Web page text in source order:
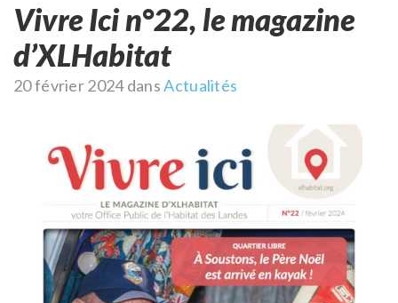
Vivre Ici n°22, le magazine
d’XLHabitat
Publié
20 février 2024dansActualités